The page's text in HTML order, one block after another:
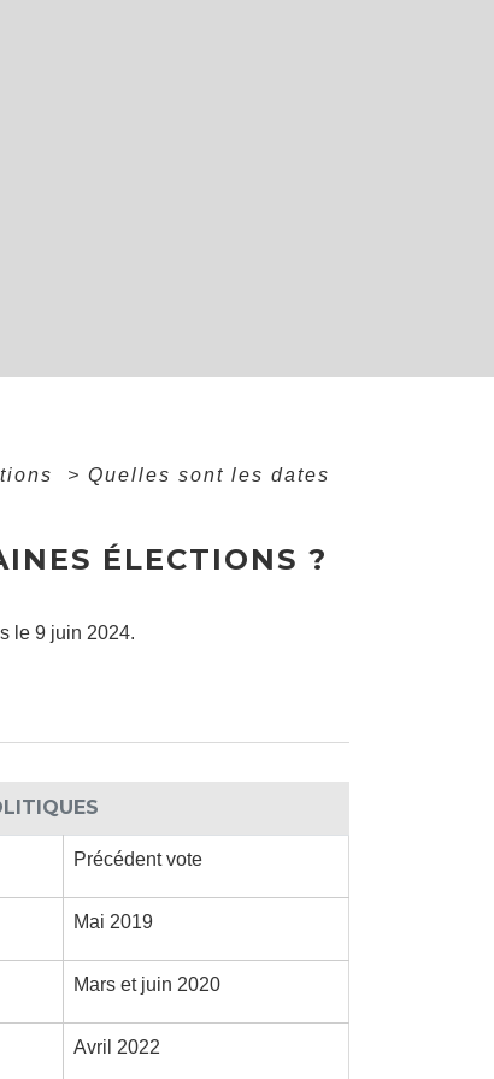
> Quelles sont les dates
ÉLECTIONS ?
le 9 juin 2024.
Précédent vote
Mai 2019
Mars et juin 2020
Avril 2022